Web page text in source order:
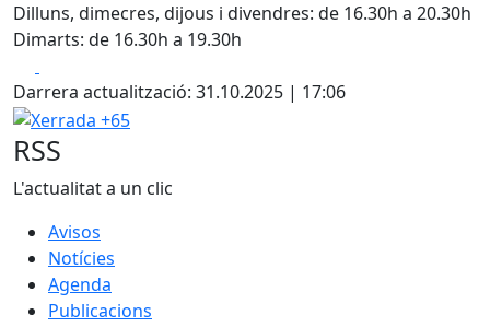
Dilluns, dimecres, dijous i divendres: de 16.30h a 20.30h
Dimarts: de 16.30h a 19.30h
Darrera actualització: 31.10.2025 | 17:06
Xerrada +65
RSS
L'actualitat a un clic
Avisos
Notícies
Agenda
Publicacions